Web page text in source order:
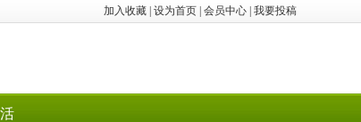
加入收藏 设为首页 会员中心 我要投稿